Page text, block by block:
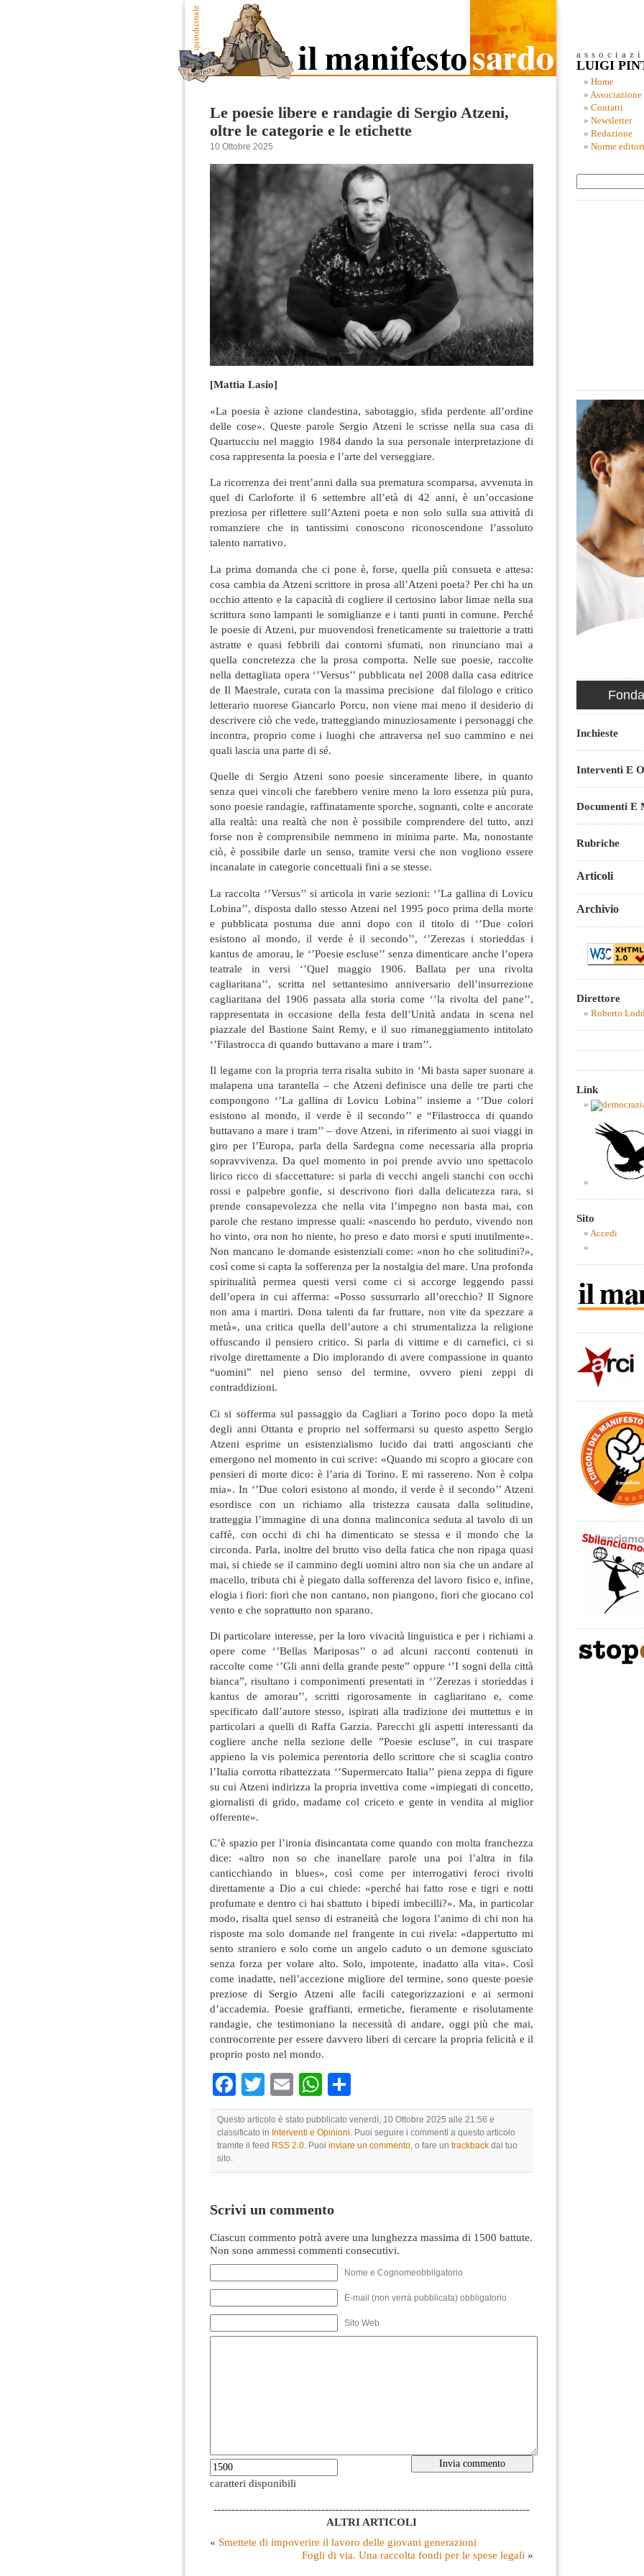
Le poesie libere e randagie di Sergio Atzeni,
oltre le categorie e le etichette
10 Ottobre 2025
[Mattia Lasio]
«La poesia è azione clandestina, sabotaggio, sfida perdente all’ordine
delle cose». Queste parole Sergio Atzeni le scrisse nella sua casa di
Quartucciu nel maggio 1984 dando la sua personale interpretazione di
cosa rappresenta la poesia e l’arte del verseggiare.
La ricorrenza dei trent’anni dalla sua prematura scomparsa, avvenuta in
quel di Carloforte il 6 settembre all’età di 42 anni, è un’occasione
preziosa per riflettere sull’Azteni poeta e non solo sulla sua attività di
romanziere che in tantissimi conoscono riconoscendone l’assoluto
talento narrativo.
La prima domanda che ci pone è, forse, quella più consueta e attesa:
cosa cambia da Atzeni scrittore in prosa all’Atzeni poeta? Per chi ha un
occhio attento e la capacità di cogliere il certosino labor limae nella sua
scrittura sono lampanti le somiglianze e i tanti punti in comune. Perché
le poesie di Atzeni, pur muovendosi freneticamente su traiettorie a tratti
astratte e quasi febbrili dai contorni sfumati, non rinunciano mai a
quella concretezza che la prosa comporta. Nelle sue poesie, raccolte
nella dettagliata opera ‘’Versus’’ pubblicata nel 2008 dalla casa editrice
de Il Maestrale, curata con la massima precisione dal filologo e critico
letterario nuorese Giancarlo Porcu, non viene mai meno il desiderio di
descrivere ciò che vede, tratteggiando minuziosamente i personaggi che
incontra, proprio come i luoghi che attraversa nel suo cammino e nei
quali lascia una parte di sé.
Quelle di Sergio Atzeni sono poesie sinceramente libere, in quanto
senza quei vincoli che farebbero venire meno la loro essenza più pura,
sono poesie randagie, raffinatamente sporche, sognanti, colte e ancorate
alla realtà: una realtà che non è possibile comprendere del tutto, anzi
forse non è comprensibile nemmeno in minima parte. Ma, nonostante
ciò, è possibile darle un senso, tramite versi che non vogliono essere
incanalate in categorie concettuali fini a se stesse.
La raccolta ‘’Versus’’ si articola in varie sezioni: ‘’La gallina di Lovicu
Lobina’’, disposta dallo stesso Atzeni nel 1995 poco prima della morte
e pubblicata postuma due anni dopo con il titolo di ‘’Due colori
esistono al mondo, il verde è il secondo’’, ‘’Zerezas i storieddas i
kantus de amorau, le ‘’Poesie escluse’’ senza dimenticare anche l’opera
teatrale in versi ‘’Quel maggio 1906. Ballata per una rivolta
cagliaritana’’, scritta nel settantesimo anniversario dell’insurrezione
cagliaritana del 1906 passata alla storia come ‘’la rivolta del pane’’,
rappresentata in occasione della festa dell’Unità andata in scena nel
piazzale del Bastione Saint Remy, e il suo rimaneggiamento intitolato
‘’Filastrocca di quando buttavano a mare i tram’’.
Il legame con la propria terra risalta subito in ‘Mi basta saper suonare a
malapena una tarantella – che Atzeni definisce una delle tre parti che
compongono ‘’La gallina di Lovicu Lobina’’ insieme a ‘’Due colori
esistono al mondo, il verde è il secondo’’ e “Filastrocca di quando
buttavano a mare i tram’’ – dove Atzeni, in riferimento ai suoi viaggi in
giro per l’Europa, parla della Sardegna come necessaria alla propria
sopravvivenza. Da quel momento in poi prende avvio uno spettacolo
lirico ricco di sfaccettature: si parla di vecchi angeli stanchi con occhi
rossi e palpebre gonfie, si descrivono fiori dalla delicatezza rara, si
prende consapevolezza che nella vita l’impegno non basta mai, con
parole che restano impresse quali: «nascendo ho perduto, vivendo non
ho vinto, ora non ho niente, ho preso e dato morsi e sputi inutilmente».
Non mancano le domande esistenziali come: «non ho che solitudini?»,
così come si capta la sofferenza per la nostalgia del mare. Una profonda
spiritualità permea questi versi come ci si accorge leggendo passi
dell’opera in cui afferma: «Posso sussurrarlo all’orecchio? Il Signore
non ama i martiri. Dona talenti da far fruttare, non vite da spezzare a
metà», una critica quella dell’autore a chi strumentalizza la religione
offuscando il pensiero critico. Si parla di vittime e di carnefici, ci si
rivolge direttamente a Dio implorando di avere compassione in quanto
“uomini” nel pieno senso del termine, ovvero pieni zeppi di
contraddizioni.
Ci si sofferma sul passaggio da Cagliari a Torino poco dopo la metà
degli anni Ottanta e proprio nel soffermarsi su questo aspetto Sergio
Atzeni esprime un esistenzialismo lucido dai tratti angoscianti che
emergono nel momento in cui scrive: «Quando mi scopro a giocare con
pensieri di morte dico: è l’aria di Torino. E mi rassereno. Non è colpa
mia». In ‘’Due colori esistono al mondo, il verde è il secondo’’ Atzeni
esordisce con un richiamo alla tristezza causata dalla solitudine,
tratteggia l’immagine di una donna malinconica seduta al tavolo di un
caffè, con occhi di chi ha dimenticato se stessa e il mondo che la
circonda. Parla, inoltre del brutto viso della fatica che non ripaga quasi
mai, si chiede se il cammino degli uomini altro non sia che un andare al
macello, tributa chi è piegato dalla sofferenza del lavoro fisico e, infine,
elogia i fiori: fiori che non cantano, non piangono, fiori che giocano col
vento e che soprattutto non sparano.
Di particolare interesse, per la loro vivacità linguistica e per i richiami a
opere come ‘’Bellas Mariposas’’ o ad alcuni racconti contenuti in
raccolte come ‘’Gli anni della grande peste” oppure ‘’I sogni della città
bianca”, risultano i componimenti presentati in ‘’Zerezas i storieddas i
kantus de amorau’’, scritti rigorosamente in cagliaritano e, come
specificato dall’autore stesso, ispirati alla tradizione dei muttettus e in
particolari a quelli di Raffa Garzia. Parecchi gli aspetti interessanti da
cogliere anche nella sezione delle ”Poesie escluse”, in cui traspare
appieno la vis polemica perentoria dello scrittore che si scaglia contro
l’Italia corrotta ribattezzata ‘’Supermercato Italia’’ piena zeppa di figure
su cui Atzeni indirizza la propria invettiva come «impiegati di concetto,
giornalisti di grido, madame col criceto e gente in vendita al miglior
offerente».
C’è spazio per l’ironia disincantata come quando con molta franchezza
dice: «altro non so che inanellare parole una poi l’altra in fila
canticchiando in blues», così come per interrogativi feroci rivolti
direttamente a Dio a cui chiede: «perché hai fatto rose e tigri e notti
profumate e dentro ci hai sbattuto i bipedi imbecilli?». Ma, in particolar
modo, risalta quel senso di estraneità che logora l’animo di chi non ha
risposte ma solo domande nel frangente in cui rivela: «dappertutto mi
sento straniero e solo come un angelo caduto o un demone sgusciato
senza forza per volare alto. Solo, impotente, inadatto alla vita». Così
come inadatte, nell’accezione migliore del termine, sono queste poesie
preziose di Sergio Atzeni alle facili categorizzazioni e ai sermoni
d’accademia. Poesie graffianti, ermetiche, fieramente e risolutamente
randagie, che testimoniano la necessità di andare, oggi più che mai,
controcorrente per essere davvero liberi di cercare la propria felicità e il
proprio posto nel mondo.
Facebook
TwitterEmailWhatsApp
Questo articolo è stato pubblicato venerdì, 10 Ottobre 2025 alle 21:56 e
classificato in Interventi e Opinioni. Puoi seguire i commenti a questo articolo
tramite il feed RSS 2.0. Puoi inviare un commento, o fare un trackback dal tuo
sito.
Scrivi un commento
Ciascun commento potrà avere una lunghezza massima di 1500 battute.
Non sono ammessi commenti consecutivi.
Nome e Cognomeobbligatorio
E-mail (non verrà pubblicata) obbligatorio
Sito Web
caratteri disponibili
----------------------------------------------------------------------------------------
ALTRI ARTICOLI
« Smettete di impoverire il lavoro delle giovani generazioni
Fogli di via. Una raccolta fondi per le spese legali »
LUIGI
Home
Associazione
Contatti
Newsletter
Redazione
Norme
Inchieste
Interventi E
Documenti E
Rubriche
Articoli
Archivio
Direttore
Roberto
Link
Sito
Accedi